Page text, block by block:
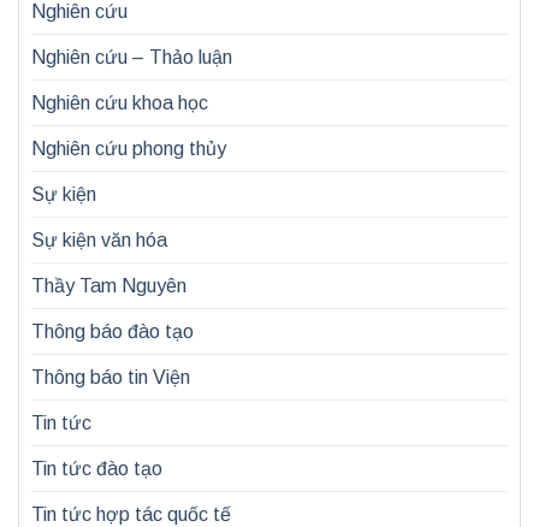
Nghiên cứu
Nghiên cứu – Thảo luận
Nghiên cứu khoa học
Nghiên cứu phong thủy
Sự kiện
Sự kiện văn hóa
Thầy Tam Nguyên
Thông báo đào tạo
Thông báo tin Viện
Tin tức
Tin tức đào tạo
Tin tức hợp tác quốc tế